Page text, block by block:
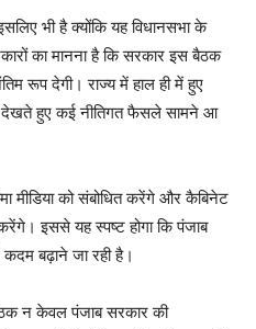
भी है क्योंकि यह विधानसभा के
का मानना है कि सरकार इस बैठक
रूप देगी। राज्य में हाल ही में हुए
हुए कई नीतिगत फैसले सामने आ
मीडिया को संबोधित करेंगे और कैबिनेट
इससे यह स्पष्ट होगा कि पंजाब
बढ़ाने जा रही है।
न केवल पंजाब सरकार की